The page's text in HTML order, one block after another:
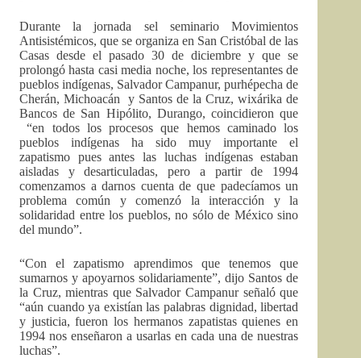
Durante la jornada sel seminario Movimientos
Antisistémicos, que se organiza en San Cristóbal de las
Casas desde el pasado 30 de diciembre y que se
prolongó hasta casi media noche, los representantes de
pueblos indígenas, Salvador Campanur, purhépecha de
Cherán, Michoacán y Santos de la Cruz, wixárika de
Bancos de San Hipólito, Durango, coincidieron que
“en todos los procesos que hemos caminado los
pueblos indígenas ha sido muy importante el
zapatismo pues antes las luchas indígenas estaban
aisladas y desarticuladas, pero a partir de 1994
comenzamos a darnos cuenta de que padecíamos un
problema común y comenzó la interacción y la
solidaridad entre los pueblos, no sólo de México sino
del mundo”.
“Con el zapatismo aprendimos que tenemos que
sumarnos y apoyarnos solidariamente”, dijo Santos de
la Cruz, mientras que Salvador Campanur señaló que
“aún cuando ya existían las palabras dignidad, libertad
y justicia, fueron los hermanos zapatistas quienes en
1994 nos enseñaron a usarlas en cada una de nuestras
luchas”.